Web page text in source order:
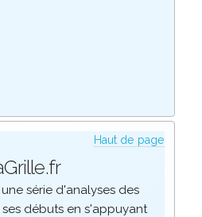
Haut de page
série d'analyses des
débuts en s'appuyant